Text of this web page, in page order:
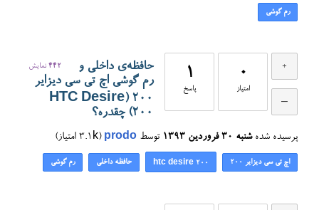
رم گوشی
0
امتیاز
1
پاسخ
442 نمایش
حافظه‌ی داخلی و
رم گوشی اچ تی سی دیزایر
۲۰۰ (HTC Desire
200) چقدره؟
پرسیده شده شنبه ۳۰ فروردین ۱۳۹۳ توسط prodo
(
3.1k امتیاز)
اچ تی سی دیزایر ۲۰۰ htc desire 200 حافظه داخلی رم گوشی